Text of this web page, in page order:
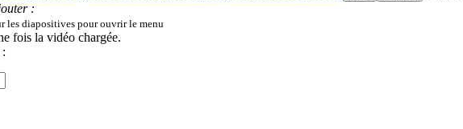
:
les diapositives pour ouvrir le menu
fois la vidéo chargée.